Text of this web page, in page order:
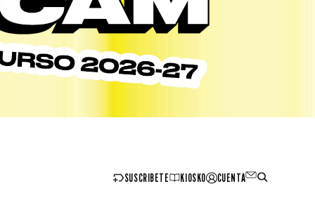
SUSCRIBETE KIOSKO CUENTA